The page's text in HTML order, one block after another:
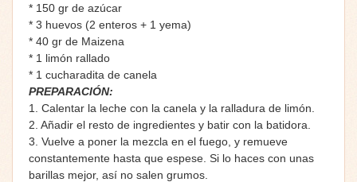
* 150 gr de azúcar
* 3 huevos (2 enteros + 1 yema)
* 40 gr de Maizena
* 1 limón rallado
* 1 cucharadita de canela
PREPARACIÓN:
1. Calentar la leche con la canela y la ralladura de limón.
2. Añadir el resto de ingredientes y batir con la batidora.
3. Vuelve a poner la mezcla en el fuego, y remueve
constantemente hasta que espese. Si lo haces con unas
barillas mejor, así no salen grumos.